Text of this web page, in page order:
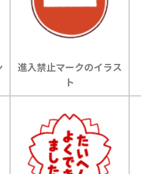
進入禁止マークのイラス
ト